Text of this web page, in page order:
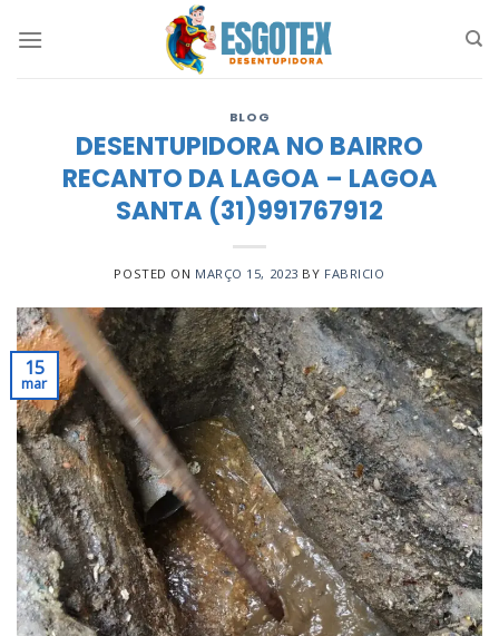
BLOG
DESENTUPIDORA NO BAIRRO
RECANTO DA LAGOA – LAGOA
SANTA (31)991767912
POSTED ON MARÇO 15, 2023 BY FABRICIO
15
mar